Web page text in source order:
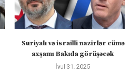
Suriyalı və israilli nazirlər cümə
axşamı Bakıda görüşəcək
İyul 31, 2025